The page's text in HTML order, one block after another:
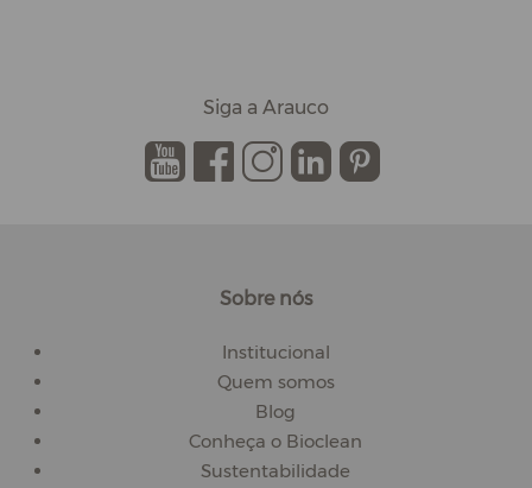
Siga a Arauco
. . . . .
Sobre nós
Institucional
Quem somos
Blog
Conheça o Bioclean
Sustentabilidade